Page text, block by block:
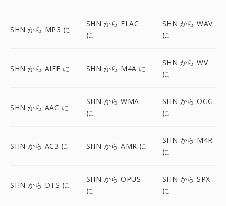
SHN から MP3 に
SHN から FLAC
に
SHN から WAV
に
SHN から AIFF に SHN から M4A に
SHN から WV
に
SHN から AAC に
SHN から WMA
に
SHN から OGG
に
SHN から AC3 に SHN から AMR に
SHN から M4R
に
SHN から DTS に
SHN から OPUS
に
SHN から SPX
に